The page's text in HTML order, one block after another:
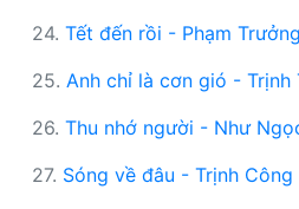
24. Tết đến rồi - Phạm Trưởng
25. Anh chỉ là cơn gió - Trịnh
26. Thu nhớ người - Như
27. Sóng về đâu - Trịnh Công